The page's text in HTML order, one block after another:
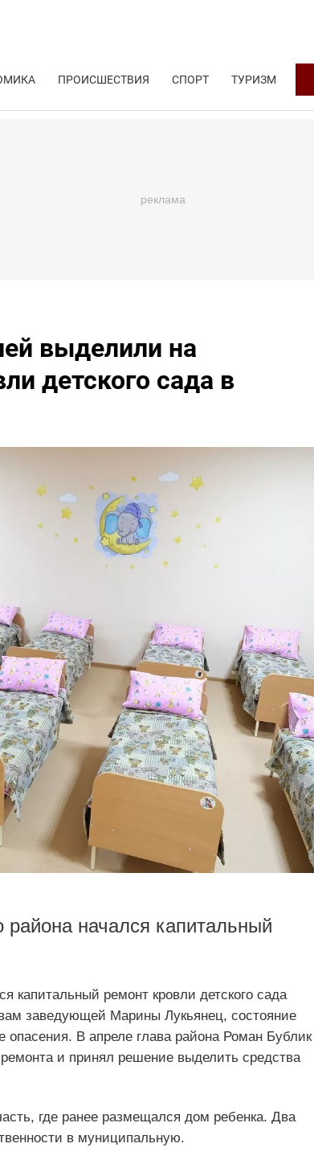
ПРОИСШЕСТВИЯ СПОРТ ТУРИЗМ
выделили на
детского сада в
района начался капитальный
капитальный ремонт кровли детского сада
заведующей Марины Лукьянец, состояние
В апреле глава района Роман Бублик
и принял решение выделить средства
где ранее размещался дом ребенка. Два
в муниципальную.